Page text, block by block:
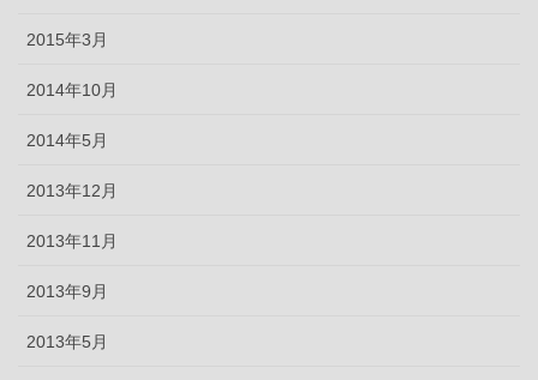
2015年3月
2014年10月
2014年5月
2013年12月
2013年11月
2013年9月
2013年5月